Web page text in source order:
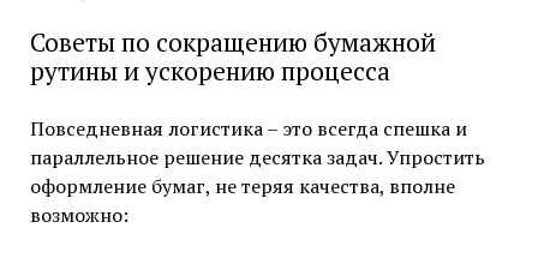
Советы по сокращению бумажной
рутины и ускорению процесса
Повседневная логистика – это всегда спешка и
параллельное решение десятка задач. Упростить
оформление бумаг, не теряя качества, вполне
возможно: